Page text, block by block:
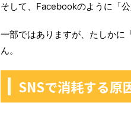
そして、Facebookのように「
一部ではありますが、たしかに
ん。
SNSで消耗する原